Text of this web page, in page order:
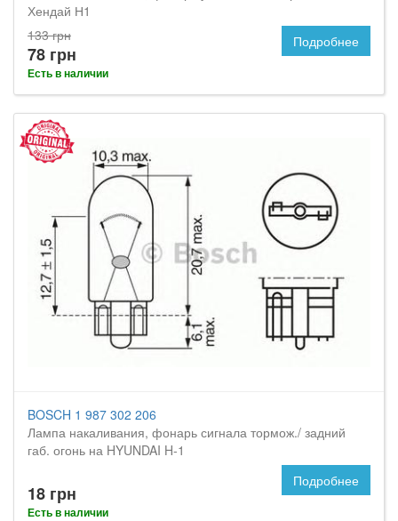
Хендай Н1
133 грн
78 грн
Есть в наличии
Подробнее
BOSCH 1 987 302 206
Лампа накаливания, фонарь сигнала тормож./ задний
габ. огонь на HYUNDAI H-1
18 грн
Есть в наличии
Подробнее